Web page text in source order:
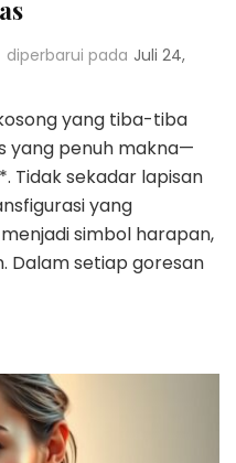
diperbarui pada Juli 24,
yang tiba-tiba
yang penuh makna—
Tidak sekadar lapisan
yang
simbol harapan,
Dalam setiap goresan